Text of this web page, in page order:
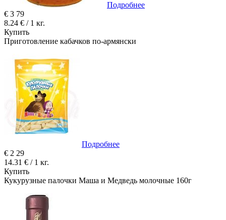
Подробнее
€ 3 79
8.24 € / 1 кг.
Купить
Приготовление кабачков по-армянски
Подробнее
€ 2 29
14.31 € / 1 кг.
Купить
Кукурузные палочки Маша и Медведь молочные 160г